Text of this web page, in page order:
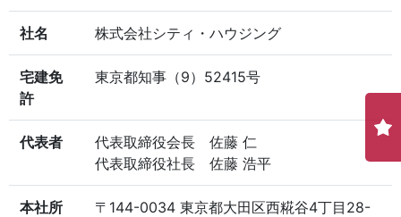
社名 株式会社シティ・ハウジング
宅建免
許
東京都知事（9）52415号
代表者
代表取締役会長 佐藤 仁
代表取締役社長 佐藤 浩平
本社所
〒144-0034 東京都大田区西糀谷4丁目28-